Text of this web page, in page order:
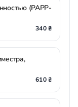
(PAPP-
340 ₴
610 ₴